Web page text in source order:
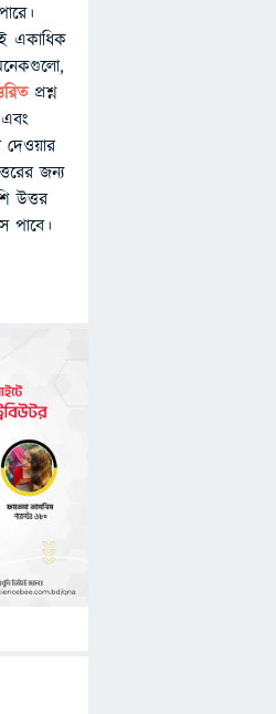
একাধিক
প্রশ্ন
দেওয়ার
জন্য
উত্তর
পাবে।